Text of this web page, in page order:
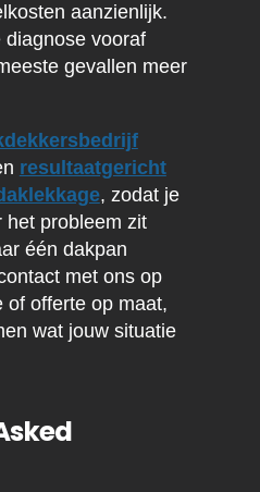
aanzienlijk.
diagnose vooraf
gevallen meer
resultaatgericht
, zodat je
het probleem zit
één dakpan
met ons op
of offerte op maat,
wat jouw situatie